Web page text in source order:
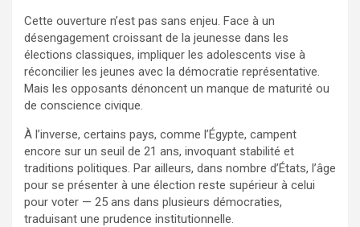
Cette ouverture n’est pas sans enjeu. Face à un
désengagement croissant de la jeunesse dans les
élections classiques, impliquer les adolescents vise à
réconcilier les jeunes avec la démocratie représentative.
Mais les opposants dénoncent un manque de maturité ou
de conscience civique.
À l’inverse, certains pays, comme l’Égypte, campent
encore sur un seuil de 21 ans, invoquant stabilité et
traditions politiques. Par ailleurs, dans nombre d’États, l’âge
pour se présenter à une élection reste supérieur à celui
pour voter — 25 ans dans plusieurs démocraties,
traduisant une prudence institutionnelle.